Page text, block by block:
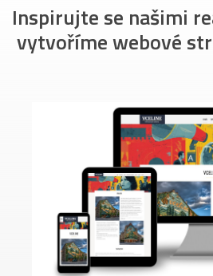
Inspirujte se našimi
vytvoříme webové